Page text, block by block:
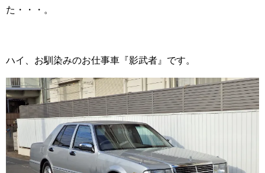
た・・・。
ハイ、お馴染みのお仕事車『影武者』です。